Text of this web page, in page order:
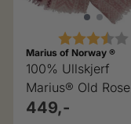
Karakter:
Marius of Norway ®
100% Ullskjerf
Marius® Old Rose
449,-